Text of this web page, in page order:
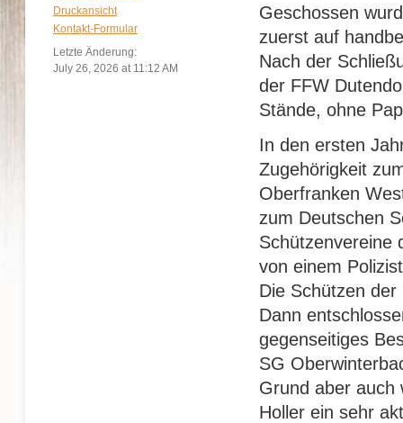
Druckansicht
Kontakt-Formular
Letzte Änderung:
July 26, 2026 at 11:12 AM
Geschossen
zuerst auf
Nach der
der FFW
Stände, ohne
In den ersten
Zugehörigkeit
Oberfranken
zum Deutschen
Schützenvereine
von einem
Die Schützen
Dann
gegenseitiges
SG
Grund aber auch
Holler ein sehr